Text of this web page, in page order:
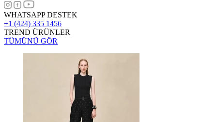
WHATSAPP DESTEK
+1 (424) 335 1456
TREND ÜRÜNLER
TÜMÜNÜ GÖR